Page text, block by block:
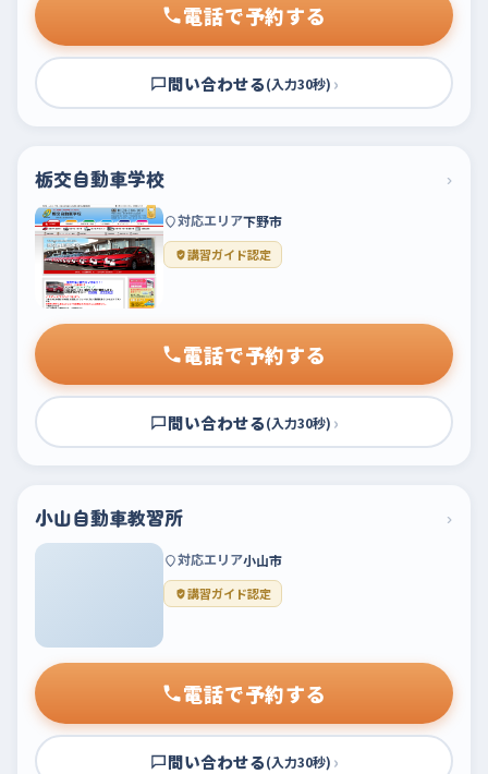
電話で予約する
問い合わせる(入力30秒) ›
栃交自動車学校 ›
対応エリア下野市
講習ガイド認定
電話で予約する
問い合わせる(入力30秒) ›
小山自動車教習所 ›
対応エリア小山市
講習ガイド認定
電話で予約する
問い合わせる(入力30秒) ›